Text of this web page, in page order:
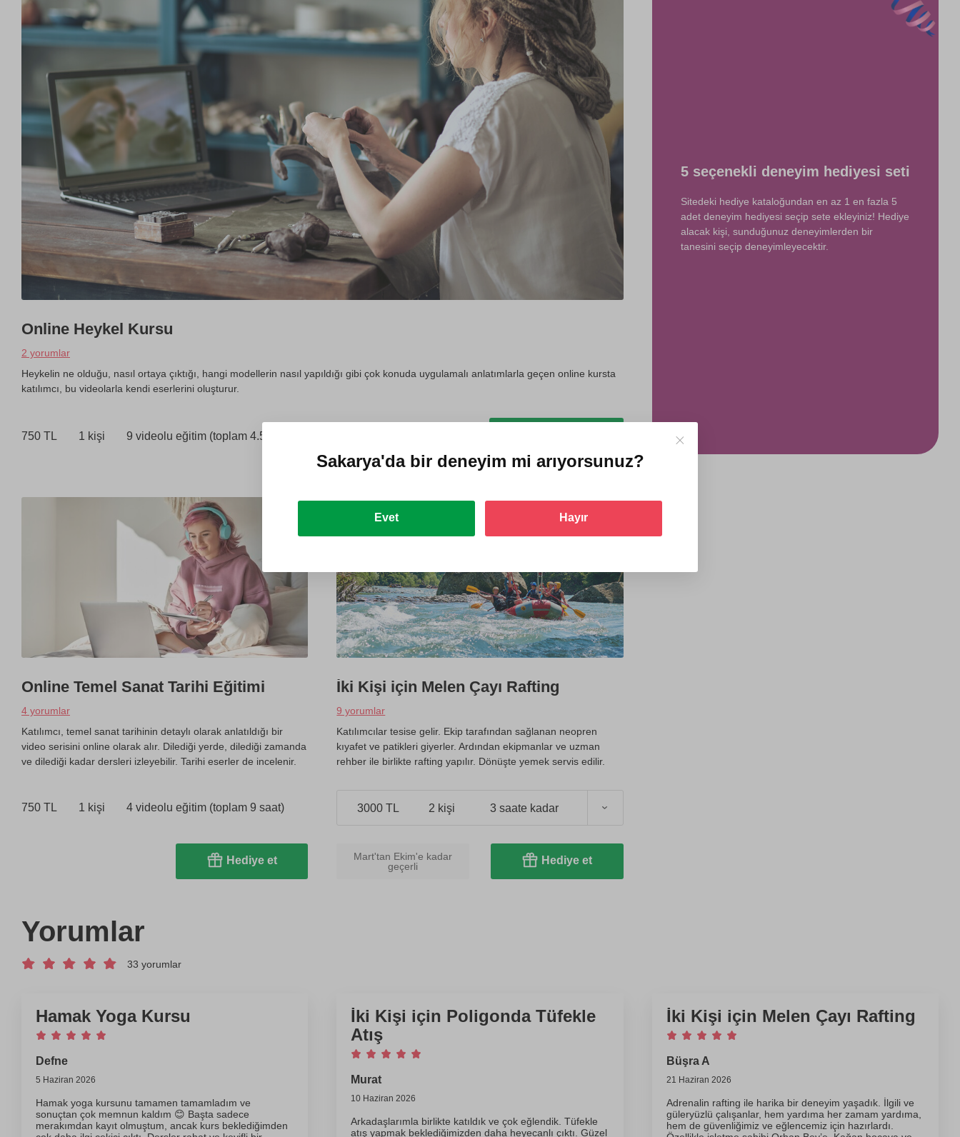
Online Heykel Kursu
2 yorumlar
Heykelin ne olduğu, nasıl ortaya çıktığı, hangi modellerin nasıl yapıldığı gibi çok konuda uygulamalı anlatımlarla geçen online kursta
katılımcı, bu videolarla kendi eserlerini oluşturur.
750 TL 1 kişi 9 videolu eğitim (toplam 4.5 saat)
5 seçenekli deneyim hediyesi seti
Sitedeki hediye kataloğundan en az 1 en fazla 5
adet deneyim hediyesi seçip sete ekleyiniz! Hediye
alacak kişi, sunduğunuz deneyimlerden bir
tanesini seçip deneyimleyecektir.
Online Temel Sanat Tarihi Eğitimi
4 yorumlar
Katılımcı, temel sanat tarihinin detaylı olarak anlatıldığı bir
video serisini online olarak alır. Dilediği yerde, dilediği zamanda
ve dilediği kadar dersleri izleyebilir. Tarihi eserler de incelenir.
750 TL 1 kişi 4 videolu eğitim (toplam 9 saat)
Hediye et
İki Kişi için Melen Çayı Rafting
9 yorumlar
Katılımcılar tesise gelir. Ekip tarafından sağlanan neopren
kıyafet ve patikleri giyerler. Ardından ekipmanlar ve uzman
rehber ile birlikte rafting yapılır. Dönüşte yemek servis edilir.
3000 TL 2 kişi 3 saate kadar
Mart'tan Ekim'e kadar
geçerli
Hediye et
Yorumlar
33 yorumlar
Hamak Yoga Kursu
Defne
5 Haziran 2026
Hamak yoga kursunu tamamen tamamladım ve
sonuçtan çok memnun kaldım 😊 Başta sadece
merakımdan kayıt olmuştum, ancak kurs beklediğimden
İki Kişi için Poligonda Tüfekle
Atış
Murat
10 Haziran 2026
Arkadaşlarımla birlikte katıldık ve çok eğlendik. Tüfekle
atış yapmak beklediğimizden daha heyecanlı çıktı. Güzel
İki Kişi için Melen Çayı Rafting
Büşra A
21 Haziran 2026
Adrenalin rafting ile harika bir deneyim yaşadık. İlgili ve
güleryüzlü çalışanlar, hem yardıma her zamam yardıma,
hem de güvenliğimiz ve eğlencemiz için hazırlardı.
Sakarya'dabir deneyim mi arıyorsunuz?
Evet Hayır